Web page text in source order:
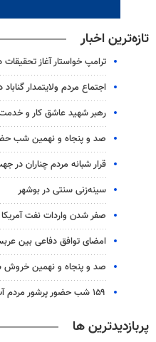
تازه‌ترین اخبار
ترامپ خواستار آغاز
اجتماع مردم ولایتمدار گناباد در موج ۱۵۹
رهبر شهید عاشق کار و
صد و پنجاه و نهمین شب
قرار شبانه مردم چناران در
سینه‌زنی سنتی در بوشهر
صفر شدن واردات نفت
امضای توافق دفاعی بین
صد و پنجاه و نهمین خروش
۱۵۹ شب حضور پرشور مردم آب‌پخش در گذرگاه مقاومت
پربازدیدترین ها